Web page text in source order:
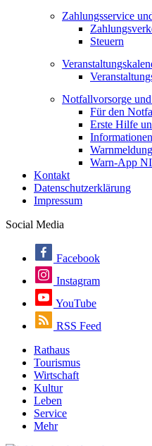
Zahlungsservice
Steuern
Notfallvorsorge
Für den
Erste Hilfe
Warn-App
Kontakt
Datenschutzerklärung
Impressum
Social Media
Facebook
Instagram
YouTube
RSS Feed
Rathaus
Tourismus
Wirtschaft
Kultur
Leben
Service
Mehr